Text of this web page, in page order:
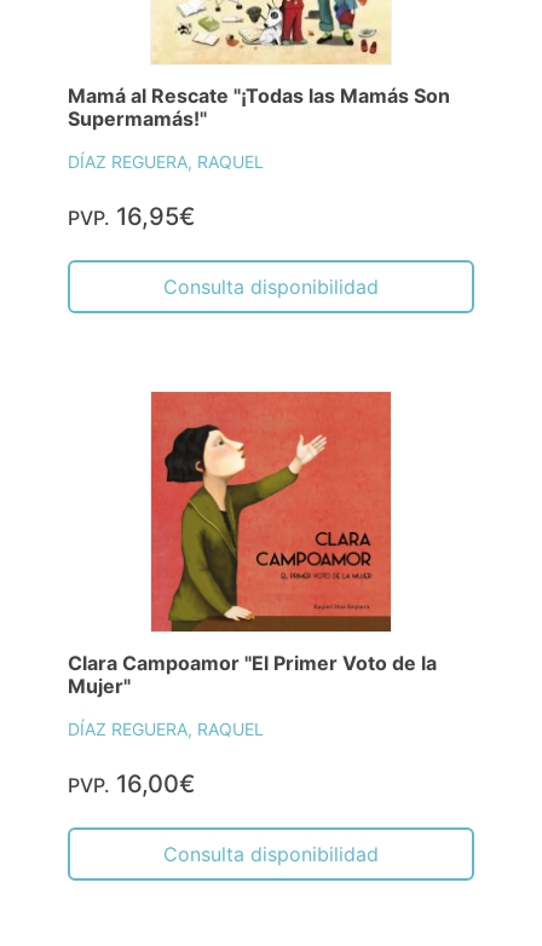
Mamá al Rescate "¡Todas las Mamás Son
Supermamás!"
DÍAZ REGUERA, RAQUEL
PVP. 16,95€
Consulta disponibilidad
Clara Campoamor "El Primer Voto de la
Mujer"
DÍAZ REGUERA, RAQUEL
PVP. 16,00€
Consulta disponibilidad